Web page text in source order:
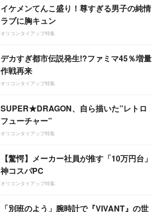
イケメンてんこ盛り！尊すぎる男子の純情
ラブに胸キュン
オリコンタイアップ特集
デカすぎ都市伝説発生!?ファミマ45％増量
作戦再来
オリコンタイアップ特集
SUPER★DRAGON、自ら描いた”レトロ
フューチャー”
オリコンタイアップ特集
【驚愕】メーカー社員が推す「10万円台」
神コスパPC
オリコンタイアップ特集
「別班のよう」腕時計で『VIVANT』の世